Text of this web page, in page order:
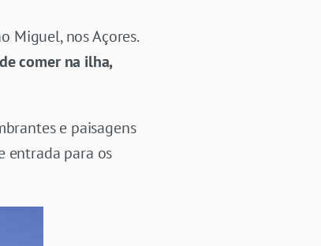
Miguel, nos Açores.
comer na ilha,
e paisagens
entrada para os